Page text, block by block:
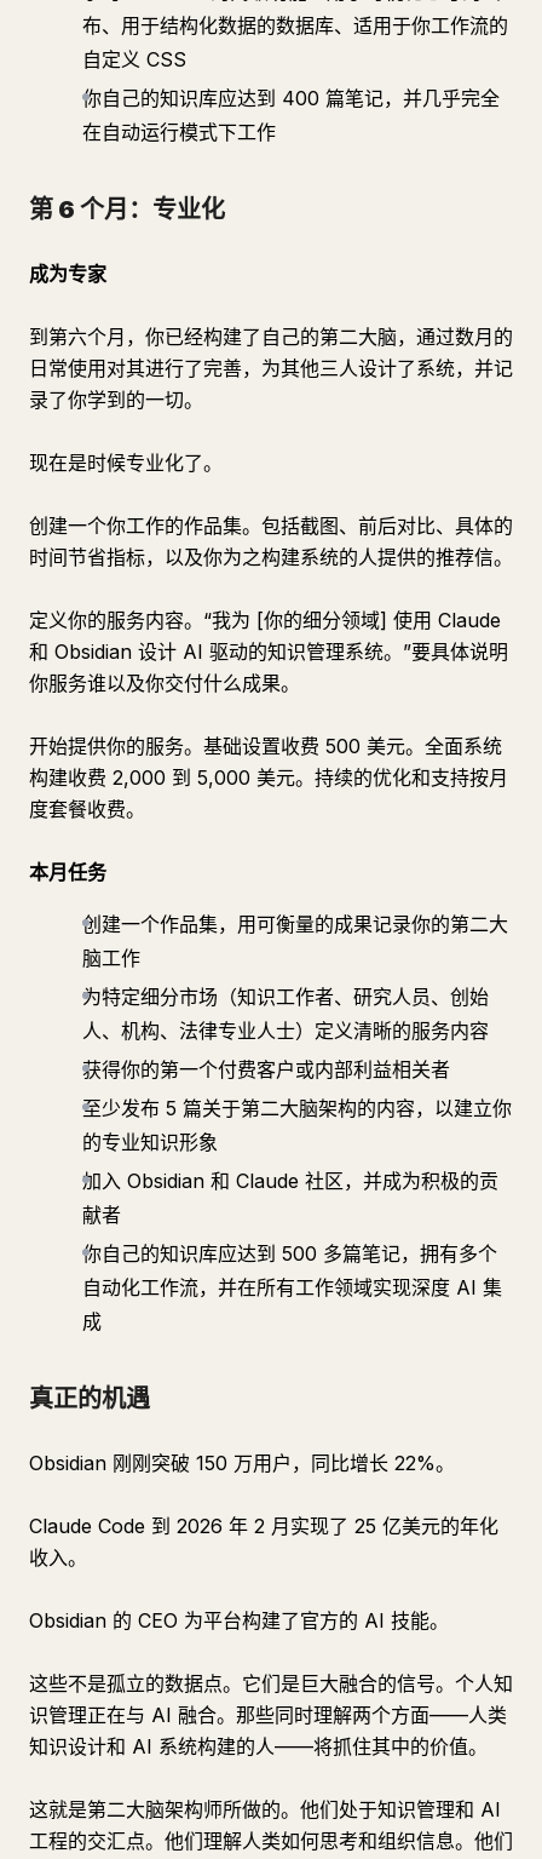
布、用于结构化数据的数据库、适用于你工作流的
自定义 CSS
你自己的知识库应达到 400 篇笔记，并几乎完全
在自动运行模式下工作
第 6 个月：专业化
成为专家
到第六个月，你已经构建了自己的第二大脑，通过数月的
日常使用对其进行了完善，为其他三人设计了系统，并记
录了你学到的一切。
现在是时候专业化了。
创建一个你工作的作品集。包括截图、前后对比、具体的
时间节省指标，以及你为之构建系统的人提供的推荐信。
定义你的服务内容。“我为 [你的细分领域] 使用 Claude
和 Obsidian 设计 AI 驱动的知识管理系统。”要具体说明
你服务谁以及你交付什么成果。
开始提供你的服务。基础设置收费 500 美元。全面系统
构建收费 2,000 到 5,000 美元。持续的优化和支持按月
度套餐收费。
本月任务
创建一个作品集，用可衡量的成果记录你的第二大
脑工作
为特定细分市场（知识工作者、研究人员、创始
人、机构、法律专业人士）定义清晰的服务内容
获得你的第一个付费客户或内部利益相关者
至少发布 5 篇关于第二大脑架构的内容，以建立你
的专业知识形象
加入 Obsidian 和 Claude 社区，并成为积极的贡
献者
你自己的知识库应达到 500 多篇笔记，拥有多个
自动化工作流，并在所有工作领域实现深度 AI 集
成
真正的机遇
Obsidian 刚刚突破 150 万用户，同比增长 22%。
Claude Code 到 2026 年 2 月实现了 25 亿美元的年化
收入。
Obsidian 的 CEO 为平台构建了官方的 AI 技能。
这些不是孤立的数据点。它们是巨大融合的信号。个人知
识管理正在与 AI 融合。那些同时理解两个方面——人类
知识设计和 AI 系统构建的人——将抓住其中的价值。
这就是第二大脑架构师所做的。他们处于知识管理和 AI
工程的交汇点。他们理解人类如何思考和组织信息。他们